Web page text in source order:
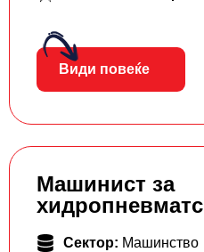
Види повеќе
Машинист за
Сектор: Машинство